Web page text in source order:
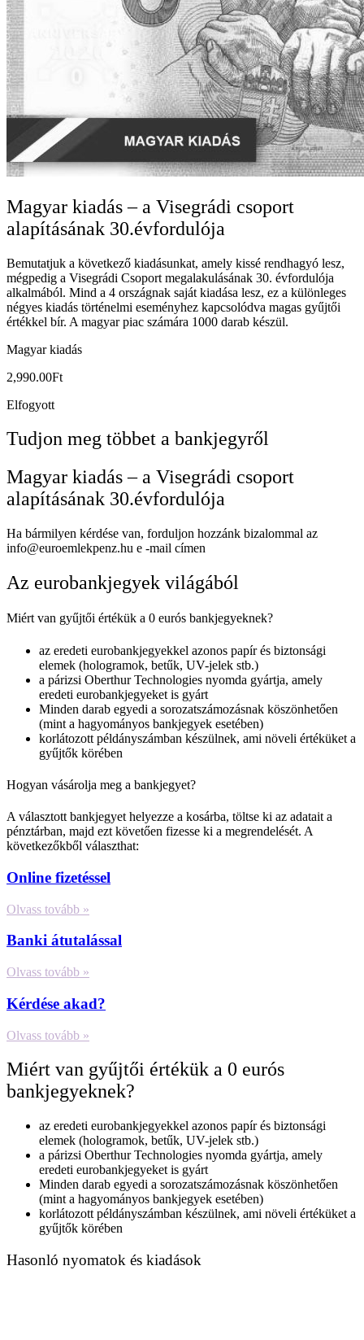
Magyar kiadás – a Visegrádi csoport
alapításának 30.évfordulója
Bemutatjuk a következő kiadásunkat, amely kissé rendhagyó lesz,
mégpedig a Visegrádi Csoport megalakulásának 30. évfordulója
alkalmából. Mind a 4 országnak saját kiadása lesz, ez a különleges
négyes kiadás történelmi eseményhez kapcsolódva magas gyűjtői
értékkel bír. A magyar piac számára 1000 darab készül.
Magyar kiadás
2,990.00Ft
Elfogyott
Tudjon meg többet a bankjegyről
Magyar kiadás – a Visegrádi csoport
alapításának 30.évfordulója
Ha bármilyen kérdése van, forduljon hozzánk bizalommal az
info@euroemlekpenz.hu e -mail címen
Az eurobankjegyek világából
Miért van gyűjtői értékük a 0 eurós bankjegyeknek?
az eredeti eurobankjegyekkel azonos papír és biztonsági
elemek (hologramok, betűk, UV-jelek stb.)
a párizsi Oberthur Technologies nyomda gyártja, amely
eredeti eurobankjegyeket is gyárt
Minden darab egyedi a sorozatszámozásnak köszönhetően
(mint a hagyományos bankjegyek esetében)
korlátozott példányszámban készülnek, ami növeli értéküket a
gyűjtők körében
Hogyan vásárolja meg a bankjegyet?
A választott bankjegyet helyezze a kosárba, töltse ki az adatait a
pénztárban, majd ezt követően fizesse ki a megrendelését. A
következőkből választhat:
Online fizetéssel
Olvass tovább »
Banki átutalással
Olvass tovább »
Kérdése akad?
Olvass tovább »
Miért van gyűjtői értékük a 0 eurós
bankjegyeknek?
az eredeti eurobankjegyekkel azonos papír és biztonsági
elemek (hologramok, betűk, UV-jelek stb.)
a párizsi Oberthur Technologies nyomda gyártja, amely
eredeti eurobankjegyeket is gyárt
Minden darab egyedi a sorozatszámozásnak köszönhetően
(mint a hagyományos bankjegyek esetében)
korlátozott példányszámban készülnek, ami növeli értéküket a
gyűjtők körében
Hasonló nyomatok és kiadások